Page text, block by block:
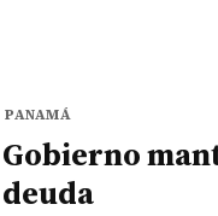
PANAMÁ
Gobierno
deuda